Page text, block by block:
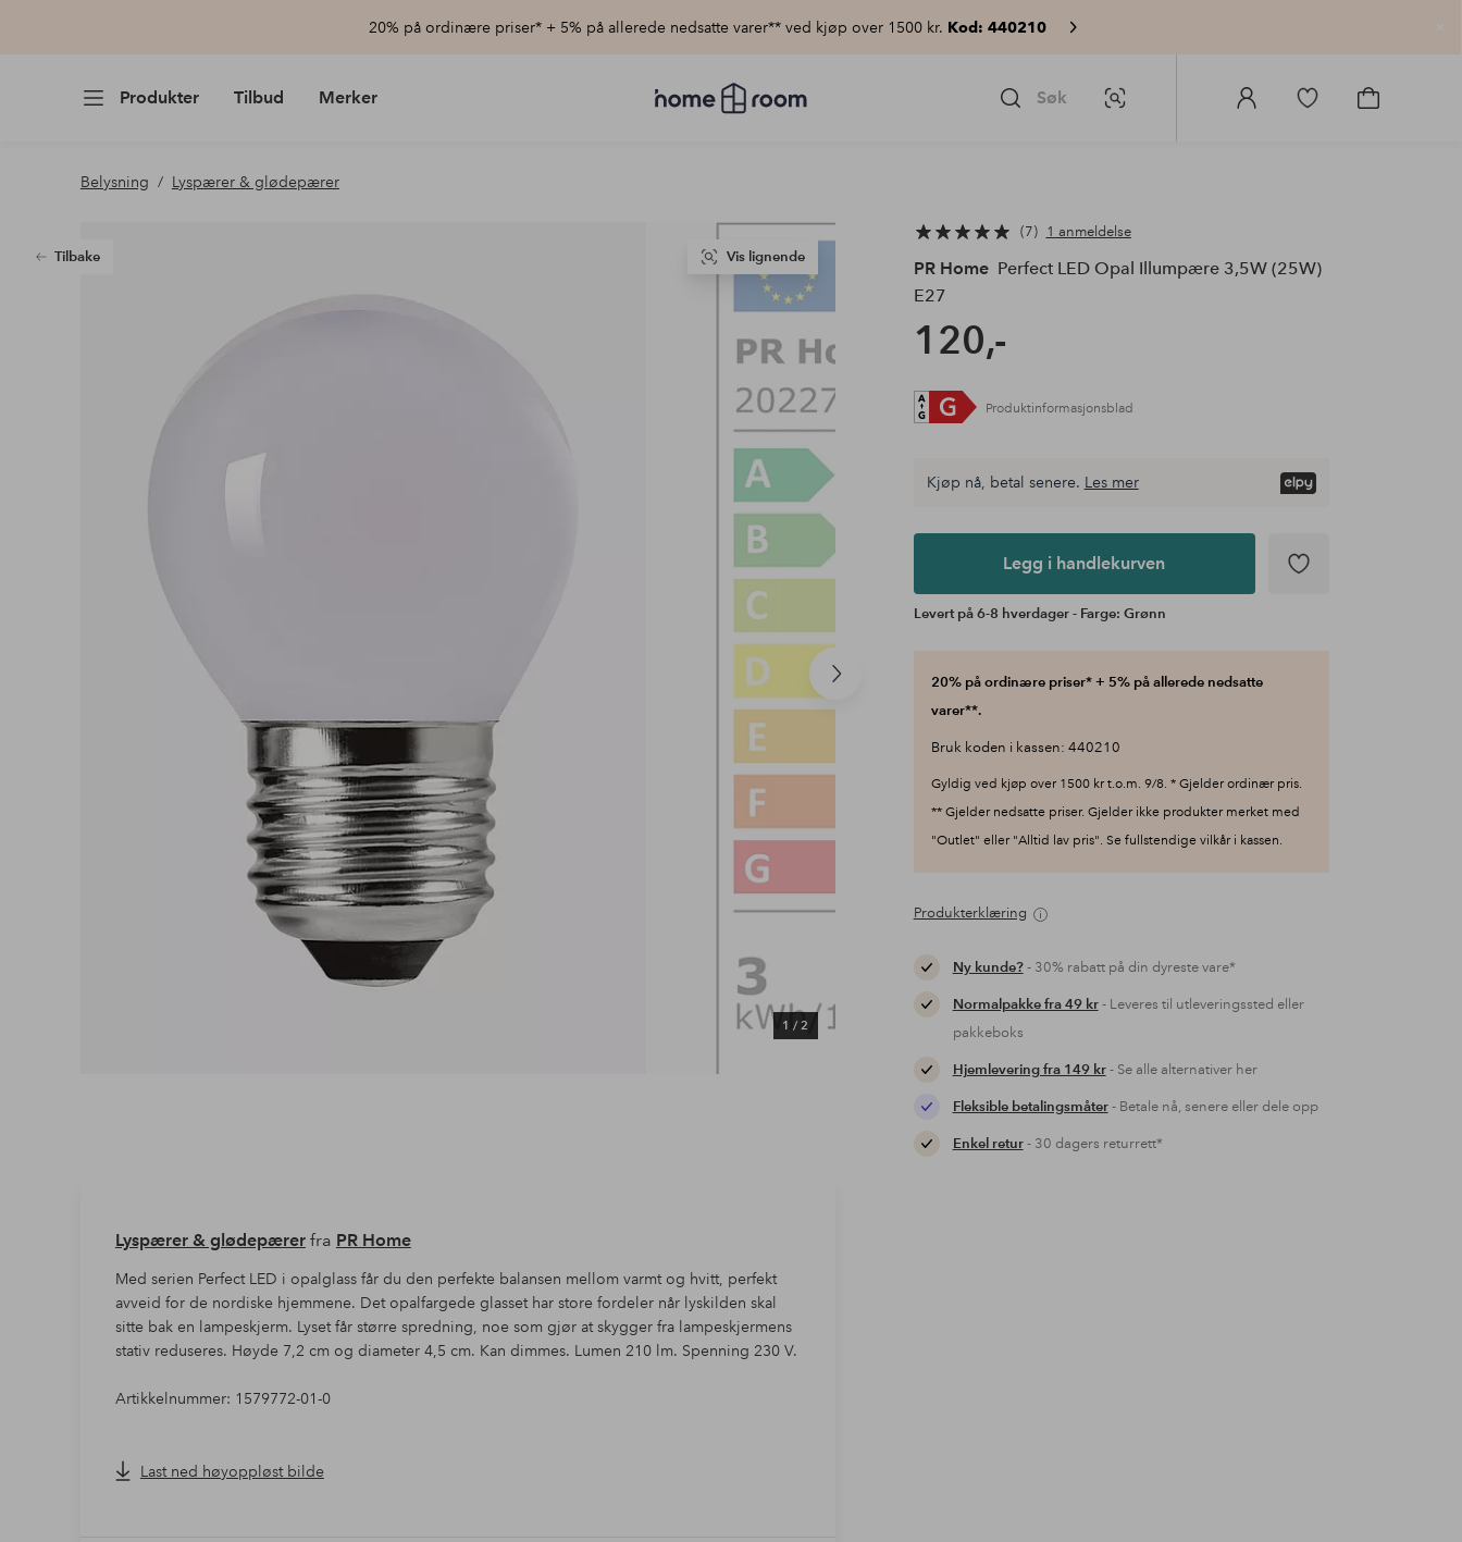
20% på ordinære priser* + 5% på allerede nedsatte varer** ved kjøp over 1500 kr. Kod: 440210
Produkter Tilbud Merker
Homeroom
–
Søk Bildesøk
Logg
Gå
Gå
Belysning Lyspærer & glødepærer
Tilbake
Neste
1 / 2
Vis lignende
7 1 anmeldelse
PR Home Perfect LED Opal Illumpære 3,5W (25W)
E27
120,-
Produktinformasjonsblad
Kjøp nå, betal senere. Les mer
Legg i handlekurven
Levert på 6-8 hverdager - Farge: Grønn
20% på ordinære priser* + 5% på allerede nedsatte
varer**.
Bruk koden i kassen: 440210
Gyldig ved kjøp over 1500 kr t.o.m. 9/8. * Gjelder ordinær pris.
** Gjelder nedsatte priser. Gjelder ikke produkter merket med
"Outlet" eller "Alltid lav pris". Se fullstendige vilkår i kassen.
Produkterklæring
Ny kunde?- 30% rabatt på din dyreste vare*
Normalpakke fra 49 kr- Leveres til utleveringssted eller
pakkeboks
Hjemlevering fra 149 kr- Se alle alternativer her
Fleksible betalingsmåter- Betale nå, senere eller dele opp
Enkel retur- 30 dagers returrett*
Lyspærer & glødepærerfra PR Home
Med serien Perfect LED i opalglass får du den perfekte balansen mellom varmt og hvitt, perfekt
avveid for de nordiske hjemmene. Det opalfargede glasset har store fordeler når lyskilden skal
sitte bak en lampeskjerm. Lyset får større spredning, noe som gjør at skygger fra lampeskjermens
stativ reduseres. Høyde 7,2 cm og diameter 4,5 cm. Kan dimmes. Lumen 210 lm. Spenning 230 V.
Artikkelnummer: 1579772-01-0
Last ned høyoppløst bilde